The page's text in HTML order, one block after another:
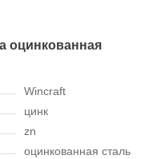
оцинкованная
Wincraft
цинк
zn
оцинкованная сталь